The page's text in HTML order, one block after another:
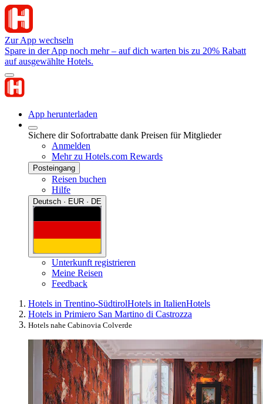
Zur App wechseln
Spare in der App noch mehr – auf dich warten bis zu 20% Rabatt
auf ausgewählte Hotels.
App herunterladen
Sichere dir Sofortrabatte dank Preisen für Mitglieder
Anmelden
Mehr zu Hotels.com Rewards
Posteingang
Reisen buchen
Hilfe
Deutsch · EUR · DE
Unterkunft registrieren
Meine Reisen
Feedback
Hotels in Trentino-SüdtirolHotels in ItalienHotels
Hotels in Primiero San Martino di Castrozza
Hotels nahe Cabinovia Colverde